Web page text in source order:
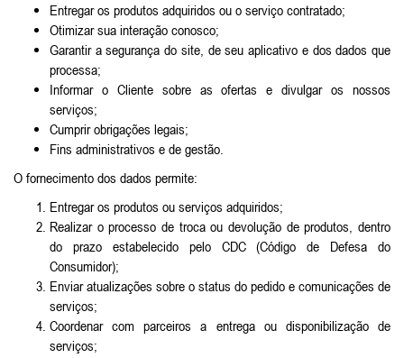
Entregar os produtos adquiridos ou o serviço contratado;
Otimizar sua interação conosco;
Garantir a segurança do site, de seu aplicativo e dos dados que
processa;
Informar o Cliente sobre as ofertas e divulgar os nossos
serviços;
Cumprir obrigações legais;
Fins administrativos e de gestão.
O fornecimento dos dados permite:
Entregar os produtos ou serviços adquiridos;
Realizar o processo de troca ou devolução de produtos, dentro
do prazo estabelecido pelo CDC (Código de Defesa do
Consumidor);
Enviar atualizações sobre o status do pedido e comunicações de
serviços;
Coordenar com parceiros a entrega ou disponibilização de
serviços;